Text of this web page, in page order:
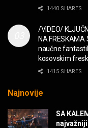
FILM
MUZIKA
1440 SHARES
/VIDEO/
NA FRESKAMA
naučne
kosovskim
1415 SHARES
Najnovije
SA